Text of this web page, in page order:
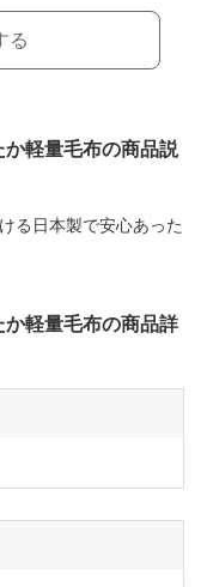
る
軽量毛布の商品説
る日本製で安心あった
軽量毛布の商品詳